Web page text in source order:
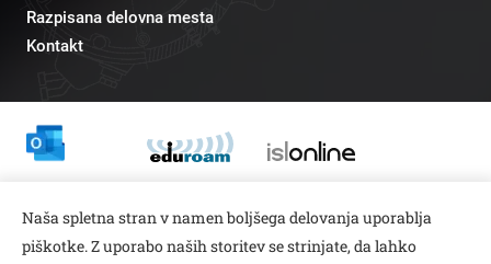
Razpisana delovna mesta
Kontakt
pr@fs.uni-lj.si
Naša spletna stran v namen boljšega delovanja uporablja
piškotke. Z uporabo naših storitev se strinjate, da lahko